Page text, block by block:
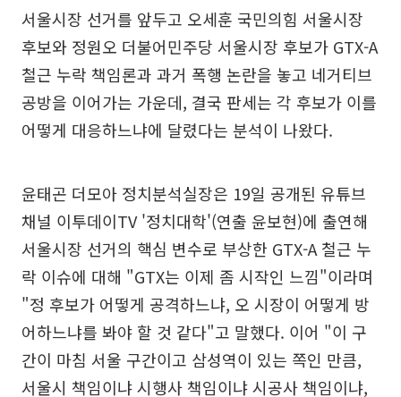
서울시장 선거를 앞두고 오세훈 국민의힘 서울시장
후보와 정원오 더불어민주당 서울시장 후보가 GTX-A
철근 누락 책임론과 과거 폭행 논란을 놓고 네거티브
공방을 이어가는 가운데, 결국 판세는 각 후보가 이를
어떻게 대응하느냐에 달렸다는 분석이 나왔다.
윤태곤 더모아 정치분석실장은 19일 공개된 유튜브
채널 이투데이TV '정치대학'(연출 윤보현)에 출연해
서울시장 선거의 핵심 변수로 부상한 GTX-A 철근 누
락 이슈에 대해 "GTX는 이제 좀 시작인 느낌"이라며
"정 후보가 어떻게 공격하느냐, 오 시장이 어떻게 방
어하느냐를 봐야 할 것 같다"고 말했다. 이어 "이 구
간이 마침 서울 구간이고 삼성역이 있는 쪽인 만큼,
서울시 책임이냐 시행사 책임이냐 시공사 책임이냐,